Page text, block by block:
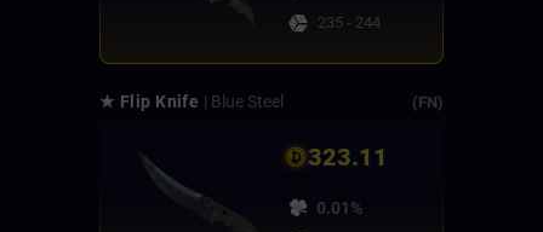
235 - 244
★ Flip Knife | Blue Steel (FN)
323.11
0.01%